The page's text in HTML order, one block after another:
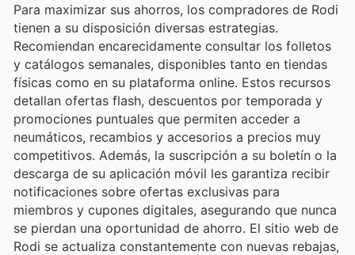
Para maximizar sus ahorros, los compradores de Rodi
tienen a su disposición diversas estrategias.
Recomiendan encarecidamente consultar los folletos
y catálogos semanales, disponibles tanto en tiendas
físicas como en su plataforma online. Estos recursos
detallan ofertas flash, descuentos por temporada y
promociones puntuales que permiten acceder a
neumáticos, recambios y accesorios a precios muy
competitivos. Además, la suscripción a su boletín o la
descarga de su aplicación móvil les garantiza recibir
notificaciones sobre ofertas exclusivas para
miembros y cupones digitales, asegurando que nunca
se pierdan una oportunidad de ahorro. El sitio web de
Rodi se actualiza constantemente con nuevas rebajas,